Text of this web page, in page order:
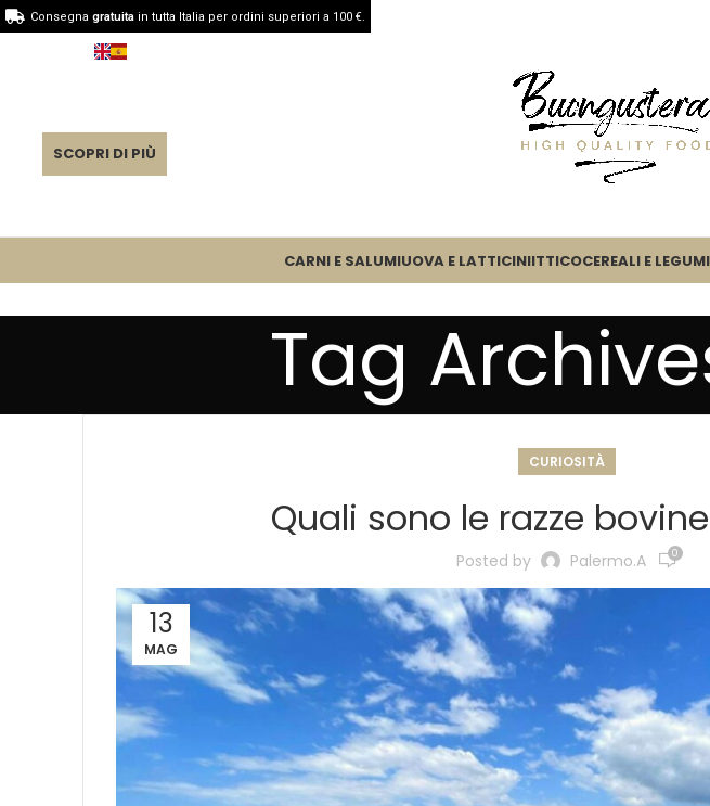
SCOPRI DI PIÙ
CARNI E SALUMIUOVA E LATTICINIITTICOCEREALI E LEGUMI
Tag
CURIOSITÀ
Quali sono le razze
Posted by Palermo.a 0
13
MAG
Consegna gratuitain tutta Italia per ordini superiori a 100 €.